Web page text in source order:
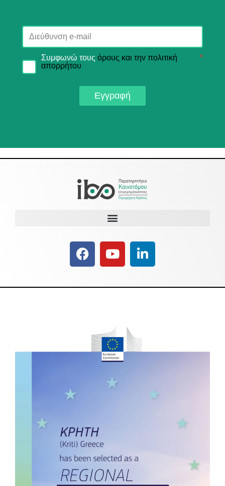
Συμφωνώ τους όρους και την πολιτική
απορρήτου
*
Εγγραφή